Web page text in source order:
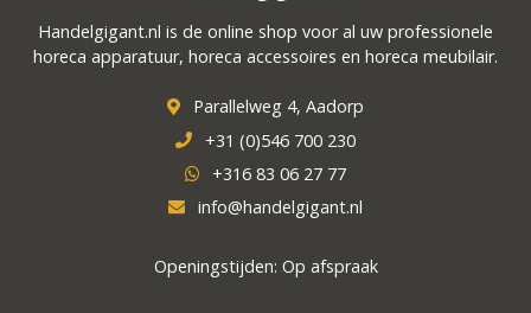
Handelgigant.nl is de online shop voor al uw professionele
horeca apparatuur, horeca accessoires en horeca meubilair.
Parallelweg 4, Aadorp
+31 (0)546 700 230
+316 83 06 27 77
info@handelgigant.nl
Openingstijden: Op afspraak